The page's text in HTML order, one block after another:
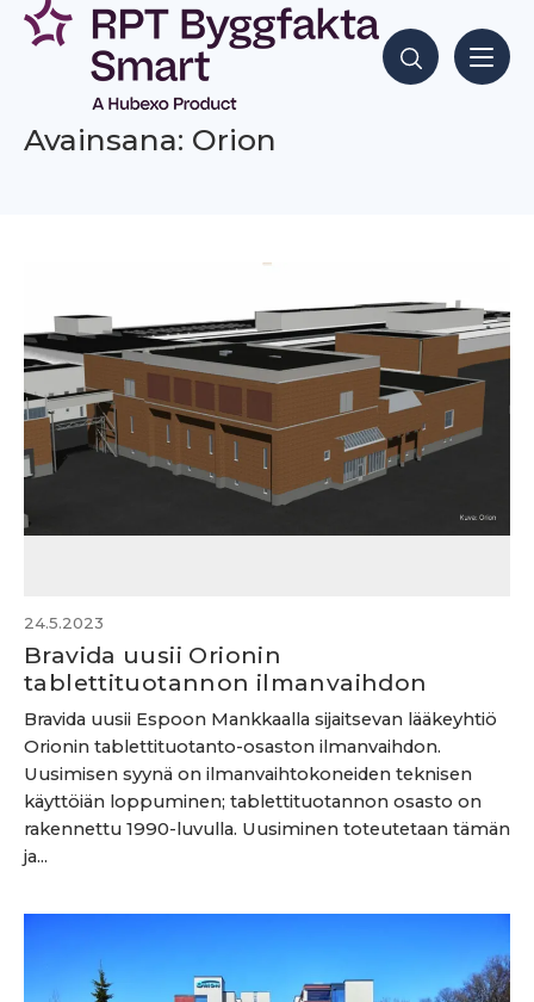
Siirry
sisältöön
Hae sisältöjä
Avainsana: Orion
24.5.2023
Bravida uusii Orionin
tablettituotannon ilmanvaihdon
Bravida uusii Espoon Mankkaalla sijaitsevan lääkeyhtiö
Orionin tablettituotanto-osaston ilmanvaihdon.
Uusimisen syynä on ilmanvaihtokoneiden teknisen
käyttöiän loppuminen; tablettituotannon osasto on
rakennettu 1990-luvulla. Uusiminen toteutetaan tämän
ja...